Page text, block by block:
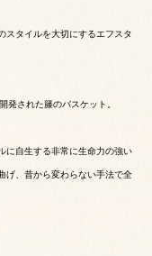
スタイルを大切にするエフスタ
発された籐のバスケット。
に自生する非常に生命力の強い
げ、昔から変わらない手法で全